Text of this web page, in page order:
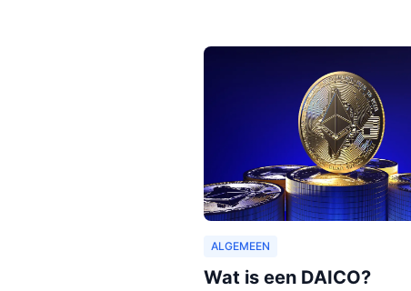
ALGEMEEN
Wat is een DAICO?